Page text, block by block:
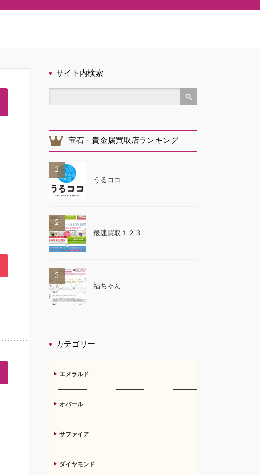
サイト内検索
宝石・貴金属買取店ランキング
1
うるココ
2
最速買取１２３
3
福ちゃん
カテゴリー
エメラルド
オパール
サファイア
ダイヤモンド